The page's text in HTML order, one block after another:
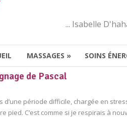
... Isabelle
MASSAGES » SOINS
de Pascal
d’une période difficile, chargée en
pied. C’est comme si je respirais à